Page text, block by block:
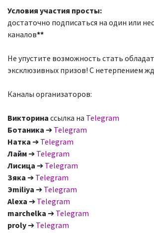
Условия участия просты:
достаточно подписаться на один или
каналов**
Не упустите возможность стать
эксклюзивных призов! С нетерпением
Каналы организаторов:
Викторина ссылка на Telegram
Ботаника ➔ Telegram
Натка ➔ Telegram
Лайм ➔ Telegram
Лисица ➔ Telegram
Зяка ➔ Telegram
Эmiliyа ➔ Telegram
Alexa ➔ Telegram
marchelka ➔ Telegram
proly ➔ Telegram